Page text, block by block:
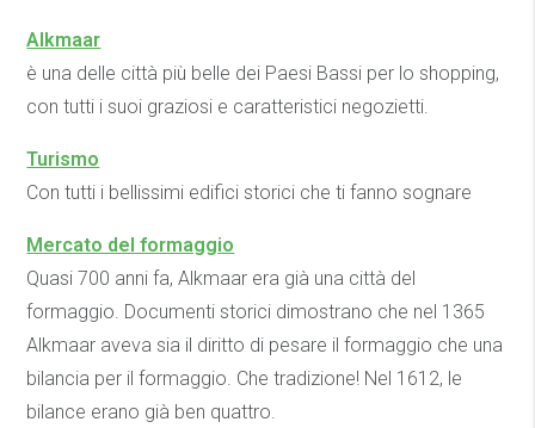
Alkmaar
è una delle città più belle dei Paesi Bassi per lo shopping,
con tutti i suoi graziosi e caratteristici negozietti.
Turismo
Con tutti i bellissimi edifici storici che ti fanno sognare
Mercato del formaggio
Quasi 700 anni fa, Alkmaar era già una città del
formaggio. Documenti storici dimostrano che nel 1365
Alkmaar aveva sia il diritto di pesare il formaggio che una
bilancia per il formaggio. Che tradizione! Nel 1612, le
bilance erano già ben quattro.